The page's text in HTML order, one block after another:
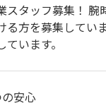
タッフ募集！ 腕
方を募集してい
います。
安心